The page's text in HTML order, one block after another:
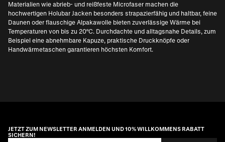
Materialien wie abrieb- und reißfeste Microfaser machen die
hochwertigen Holubar Jacken besonders strapazierfähig und haltbar, feine
Daunen oder flauschige Alpakawolle bieten zuverlässige Wärme bei
Temperaturen von bis zu 20°C. Durchdachte und alltagsnahe Details, zum
Beispiel eine abnehmbare Kapuze, praktische Druckknöpfe oder
Handwärmetaschen garantieren höchsten Komfort.
JETZT ZUM NEWSLETTER ANMELDEN UND 10% WILLKOMMENS RABATT
SICHERN!